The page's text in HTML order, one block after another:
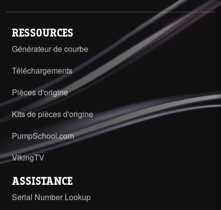
RESSOURCES
Générateur de courbe
Téléchargements
Pièces d'origine
Kits de pièces d'origine
PumpSchool.com
VikingTV
ASSISTANCE
Serial Number Lookup